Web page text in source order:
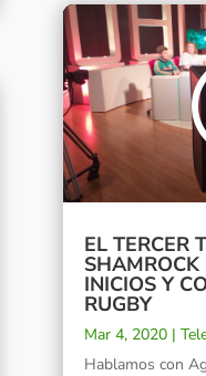
EL TERCER
SHAMROCK
INICIOS Y
RUGBY
Mar 4, 2020|
Hablamos con